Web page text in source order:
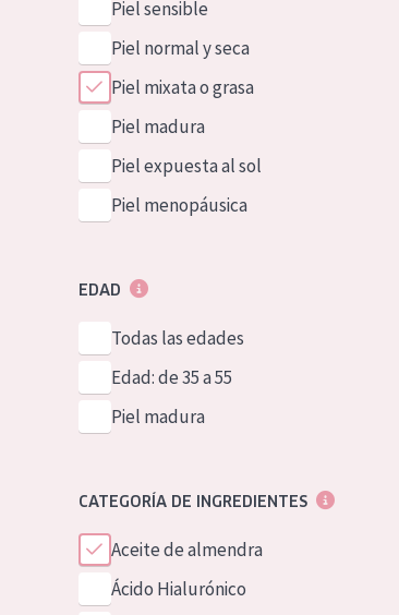
Piel sensible
Piel normal y seca
Piel mixata o grasa
Piel madura
Piel expuesta al sol
Piel menopáusica
EDAD
Todas las edades
Edad: de 35 a 55
Piel madura
CATEGORÍA DE INGREDIENTES
Aceite de almendra
Ácido Hialurónico